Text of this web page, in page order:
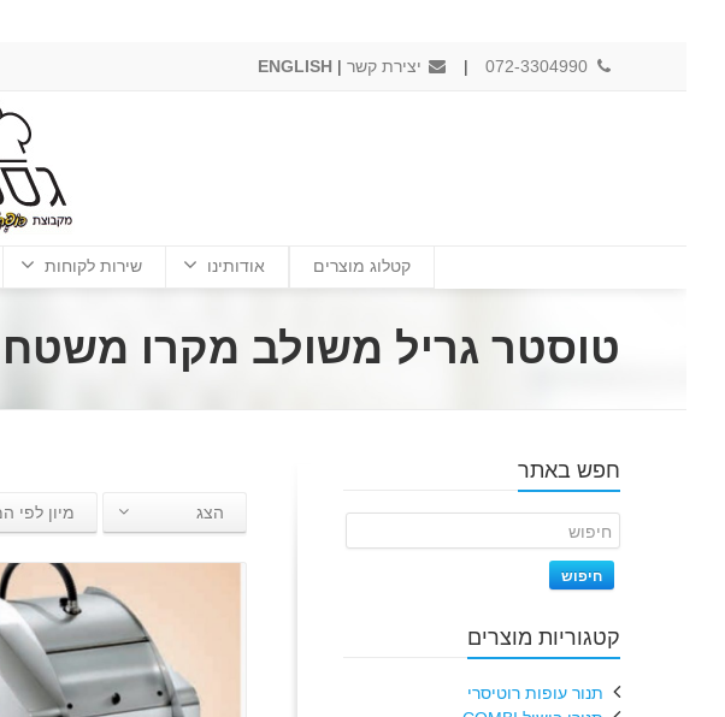
| יצירת קשר |
ENGLISH
קטלוג מוצרים אודותינו שירות לקוחות
טוסטר גריל משולב מקרו
הצג מיון לפי
פרטים:
חפש באתר
חיפוש
קטגוריות מוצרים
תנור עופות רוטיסרי